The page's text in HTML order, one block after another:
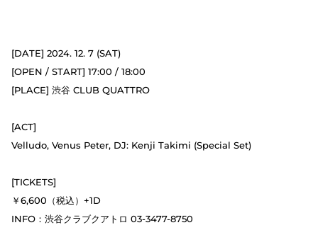
[DATE] 2024. 12. 7 (SAT)
[OPEN / START] 17:00 / 18:00
[PLACE] 渋谷 CLUB QUATTRO
[ACT]
Velludo, Venus Peter, DJ: Kenji Takimi (Special Set)
[TICKETS]
￥6,600（税込）+1D
INFO：渋谷クラブクアトロ 03-3477-8750